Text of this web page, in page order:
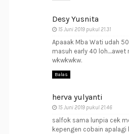
Desy Yusnita
15 Juni 2019 pukul 21.31
Apaaak Mba Wati udah
masuh early 40
wkwkwkw.
Balas
herva yulyanti
15 Juni 2019 pukul 21.46
salfok sama lunpia cek
kepengen cobain